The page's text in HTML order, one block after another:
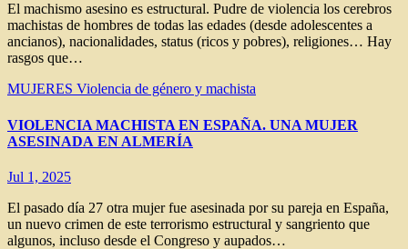
El machismo asesino es estructural. Pudre de violencia los cerebros
machistas de hombres de todas las edades (desde adolescentes a
ancianos), nacionalidades, status (ricos y pobres), religiones… Hay
rasgos que…
MUJERES Violencia de género y machista
VIOLENCIA MACHISTA EN ESPAÑA. UNA MUJER
ASESINADA EN ALMERÍA
Jul 1, 2025
El pasado día 27 otra mujer fue asesinada por su pareja en España,
un nuevo crimen de este terrorismo estructural y sangriento que
algunos, incluso desde el Congreso y aupados…